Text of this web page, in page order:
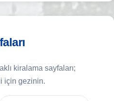
kiralama sayfaları;
için gezinin.